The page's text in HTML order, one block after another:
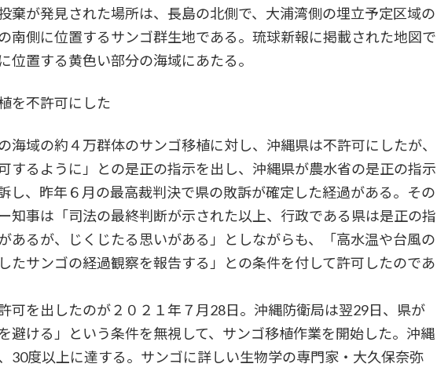
棄が発見された場所は、長島の北側で、大浦湾側の埋立予定区域の
南側に位置するサンゴ群生地である。琉球新報に掲載された地図で
位置する黄色い部分の海域にあたる。
を不許可にした
域の約４万群体のサンゴ移植に対し、沖縄県は不許可にしたが、
するように」との是正の指示を出し、沖縄県が農水省の是正の指示
し、昨年６月の最高裁判決で県の敗訴が確定した経過がある。その
知事は「司法の最終判断が示された以上、行政である県は是正の指
あるが、じくじたる思いがある」としながらも、「高水温や台風の
たサンゴの経過観察を報告する」との条件を付して許可したのであ
可を出したのが２０２１年７月28日。沖縄防衛局は翌29日、県が
避ける」という条件を無視して、サンゴ移植作業を開始した。沖縄
30度以上に達する。サンゴに詳しい生物学の専門家・大久保奈弥